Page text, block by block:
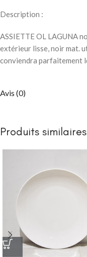
Description :
ASSIETTE OL LAGUNA
extérieur lisse, noir mat.
conviendra parfaitement
Avis (0)
Produits similaires